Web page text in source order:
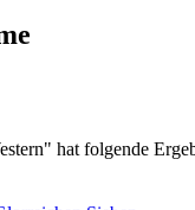
hat folgende